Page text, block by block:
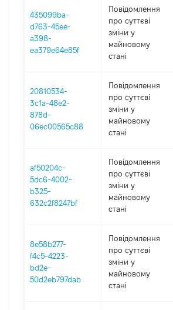
435099ba-
d763-45ee-
a398-
ea379e64e85f
Повідомлення
про суттєві
зміни y
майновому
стані
20810534-
3c1a-48e2-
878d-
06ec00565c88
Повідомлення
про суттєві
зміни y
майновому
стані
af50204c-
5dc6-4002-
b325-
632c2f8247bf
Повідомлення
про суттєві
зміни y
майновому
стані
8e58b277-
f4c5-4223-
bd2e-
50d2eb797dab
Повідомлення
про суттєві
зміни y
майновому
стані